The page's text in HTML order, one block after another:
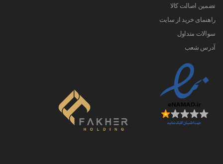
تضمین اصالت کالا
راهنمای خرید از سایت
سوالات متداول
آدرس شعب